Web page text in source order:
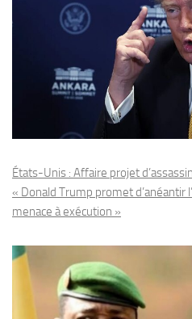
États-Unis : Affaire projet
« Donald Trump promet d’anéantir
menace à exécution »